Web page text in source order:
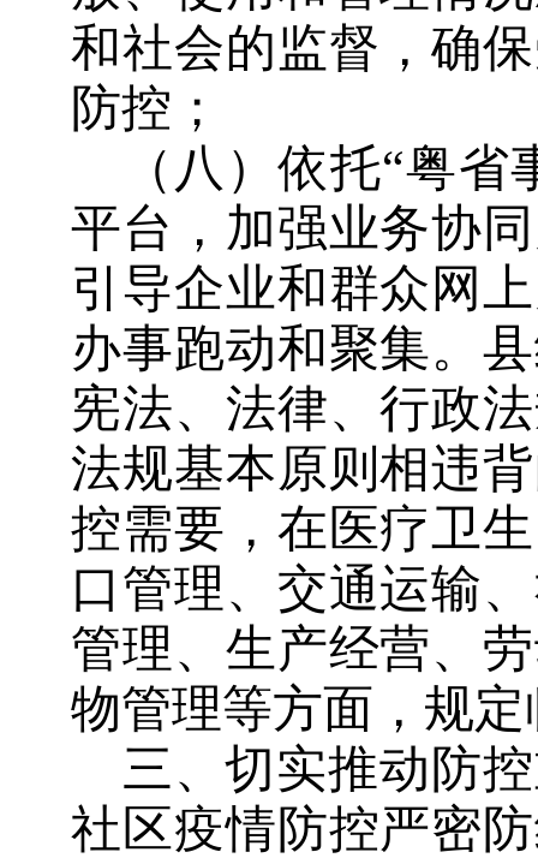
和社会的监督，确
防控；
（八）依托“粤省
平台，加强业务协
引导企业和群众网
办事跑动和聚集。
宪法、法律、行政
法规基本原则相违
控需要，在医疗卫
口管理、交通运输
管理、生产经营、
物管理等方面，规
三、切实推动防
社区疫情防控严密